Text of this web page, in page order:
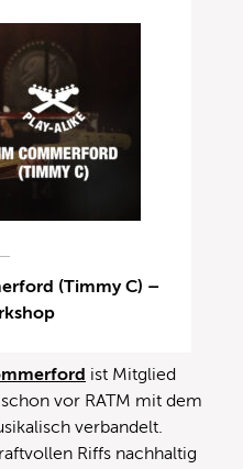
(Timmy C) –
ist Mitglied
vor RATM mit dem
verbandelt.
Riffs nachhaltig